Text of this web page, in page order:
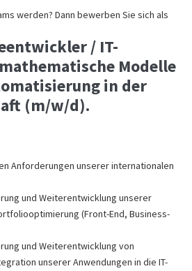
werden? Dann bewerben Sie sich als
/ IT-
Modelle
in der
(m/w/d).
Anforderungen unserer internationalen
und Weiterentwicklung unserer
(Front-End, Business-
und Weiterentwicklung von
unserer Anwendungen in die IT-